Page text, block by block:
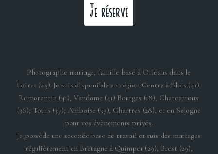
Je réserve
Photographe mariage, famille basé à Orléans dans le
Loiret (45). Je suis disponible en région Centre à Blois (41),
Romorantin (41), Vendome (41) Bourges (18), Chateauroux
(36), Tours (37), Amboise (37), Chartres (28), et en Sologne
pour vos évènements privés.
Je possède une seconde base de travail et suis des mariages
régulièrement en Bretagne à Quimper (29), Brest (29),